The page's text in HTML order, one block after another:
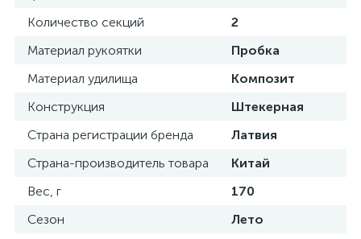
Количество секций
2
Материал рукоятки
Пробка
Материал удилища
Композит
Конструкция
Штекерная
Страна регистрации бренда
Латвия
Страна-производитель товара
Китай
Вес, г
170
Сезон
Лето